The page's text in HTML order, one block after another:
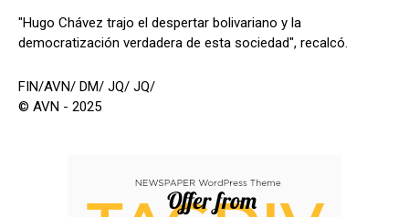
"Hugo Chávez trajo el despertar bolivariano y la
democratización verdadera de esta sociedad", recalcó.
FIN/AVN/ DM/ JQ/ JQ/
© AVN - 2025